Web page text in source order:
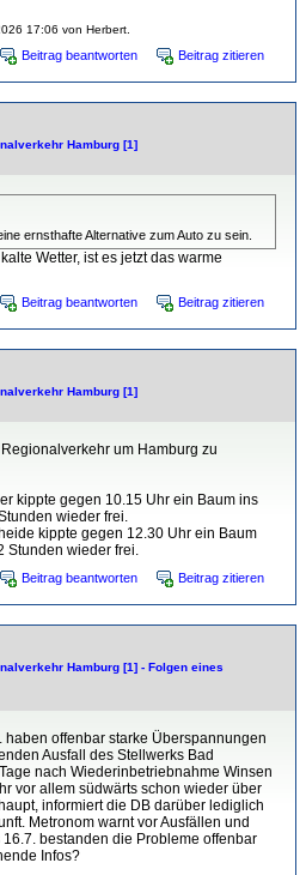
17:06 von Herbert.
Beitrag beantworten Beitrag zitieren
Hamburg [1]
ernsthafte Alternative zum Auto zu sein.
Wetter, ist es jetzt das warme
Beitrag beantworten Beitrag zitieren
Hamburg [1]
um Hamburg zu
kippte gegen 10.15 Uhr ein Baum ins
wieder frei.
kippte gegen 12.30 Uhr ein Baum
Stunden wieder frei.
Beitrag beantworten Beitrag zitieren
Hamburg [1] - Folgen eines
haben offenbar starke Überspannungen
Ausfall des Stellwerks Bad
nach Wiederinbetriebnahme Winsen
vor allem südwärts schon wieder über
informiert die DB darüber lediglich
Metronom warnt vor Ausfällen und
bestanden die Probleme offenbar
Infos?